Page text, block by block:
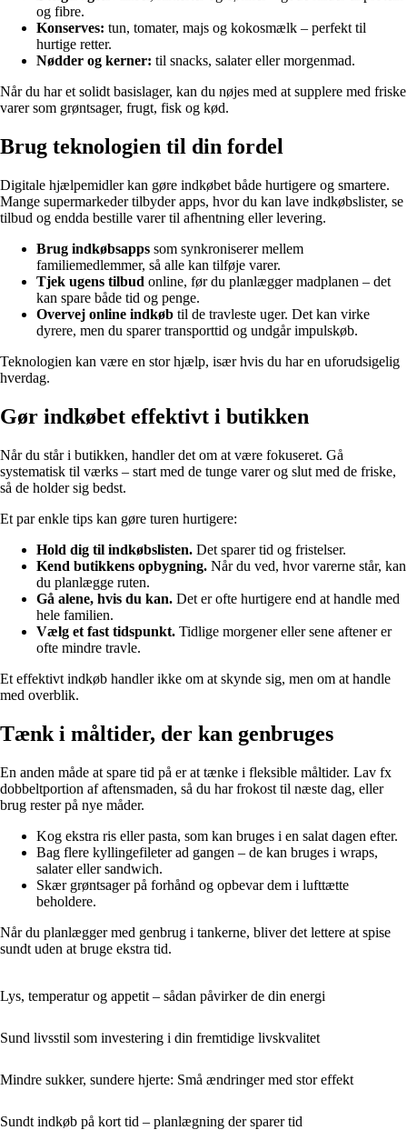
og fibre.
Konserves: tun, tomater, majs og kokosmælk – perfekt til
hurtige retter.
Nødder og kerner: til snacks, salater eller morgenmad.
Når du har et solidt basislager, kan du nøjes med at supplere med friske
varer som grøntsager, frugt, fisk og kød.
Brug teknologien til din fordel
Digitale hjælpemidler kan gøre indkøbet både hurtigere og smartere.
Mange supermarkeder tilbyder apps, hvor du kan lave indkøbslister, se
tilbud og endda bestille varer til afhentning eller levering.
Brug indkøbsapps som synkroniserer mellem
familiemedlemmer, så alle kan tilføje varer.
Tjek ugens tilbud online, før du planlægger madplanen – det
kan spare både tid og penge.
Overvej online indkøb til de travleste uger. Det kan virke
dyrere, men du sparer transporttid og undgår impulskøb.
Teknologien kan være en stor hjælp, især hvis du har en uforudsigelig
hverdag.
Gør indkøbet effektivt i butikken
Når du står i butikken, handler det om at være fokuseret. Gå
systematisk til værks – start med de tunge varer og slut med de friske,
så de holder sig bedst.
Et par enkle tips kan gøre turen hurtigere:
Hold dig til indkøbslisten. Det sparer tid og fristelser.
Kend butikkens opbygning. Når du ved, hvor varerne står, kan
du planlægge ruten.
Gå alene, hvis du kan. Det er ofte hurtigere end at handle med
hele familien.
Vælg et fast tidspunkt. Tidlige morgener eller sene aftener er
ofte mindre travle.
Et effektivt indkøb handler ikke om at skynde sig, men om at handle
med overblik.
Tænk i måltider, der kan genbruges
En anden måde at spare tid på er at tænke i fleksible måltider. Lav fx
dobbeltportion af aftensmaden, så du har frokost til næste dag, eller
brug rester på nye måder.
Kog ekstra ris eller pasta, som kan bruges i en salat dagen efter.
Bag flere kyllingefileter ad gangen – de kan bruges i wraps,
salater eller sandwich.
Skær grøntsager på forhånd og opbevar dem i lufttætte
beholdere.
Når du planlægger med genbrug i tankerne, bliver det lettere at spise
sundt uden at bruge ekstra tid.
Lys, temperatur og appetit – sådan påvirker de din energi
Sund livsstil som investering i din fremtidige livskvalitet
Mindre sukker, sundere hjerte: Små ændringer med stor effekt
Sundt indkøb på kort tid – planlægning der sparer tid